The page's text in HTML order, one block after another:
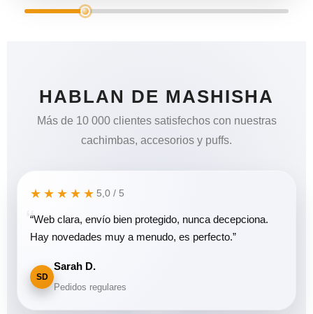
HABLAN DE MASHISHA
Más de 10 000 clientes satisfechos con nuestras
cachimbas, accesorios y puffs.
★★★★★ 5,0 / 5
“Web clara, envío bien protegido, nunca decepciona.
Hay novedades muy a menudo, es perfecto.”
SD
Sarah D.
Pedidos regulares